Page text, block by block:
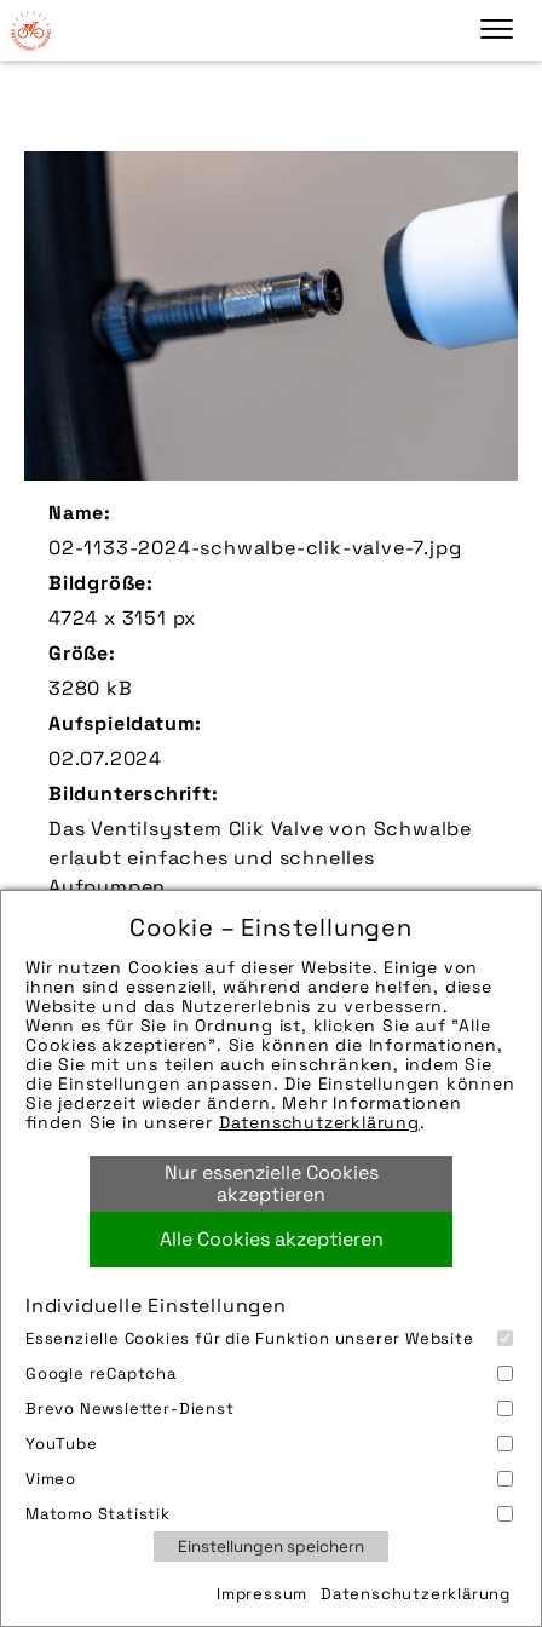
Cookie – Einstellungen
Wir nutzen Cookies auf dieser Website. Einige von
ihnen sind essenziell, während andere helfen, diese
Website und das Nutzererlebnis zu verbessern.
Wenn es für Sie in Ordnung ist, klicken Sie auf "Alle
Cookies akzeptieren". Sie können die Informationen,
die Sie mit uns teilen auch einschränken, indem Sie
die Einstellungen anpassen. Die Einstellungen können
Sie jederzeit wieder ändern. Mehr Informationen
finden Sie in unserer Datenschutzerklärung.
Nur essenzielle Cookies
akzeptieren
Alle Cookies akzeptieren
Individuelle Einstellungen
Essenzielle Cookies für die Funktion unserer Website
Google reCaptcha
Brevo Newsletter-Dienst
YouTube
Vimeo
Matomo Statistik
Einstellungen speichern
Impressum Datenschutzerklärung
Name:
02-1133-2024-schwalbe-clik-valve-7.jpg
Bildgröße:
4724 x 3151 px
Größe:
3280 kB
Aufspieldatum:
02.07.2024
Bildunterschrift:
Das Ventilsystem Clik Valve von Schwalbe
erlaubt einfaches und schnelles
Aufpumpen.
Zu verwendender Bildnachweis:
www.schwalbe.com | pd-f
Technik-Info:
Hinweise zur weiteren Recherche:
Modellname: Clik Valve
Hersteller: Schwalbe
Tags:
aufpumpen,ralf bohle gmbh,reifen,
ventil
Bild downloaden
Nutzungsbedingungen
Datenschutz
Cookies